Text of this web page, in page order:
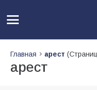
Главная арест
арест